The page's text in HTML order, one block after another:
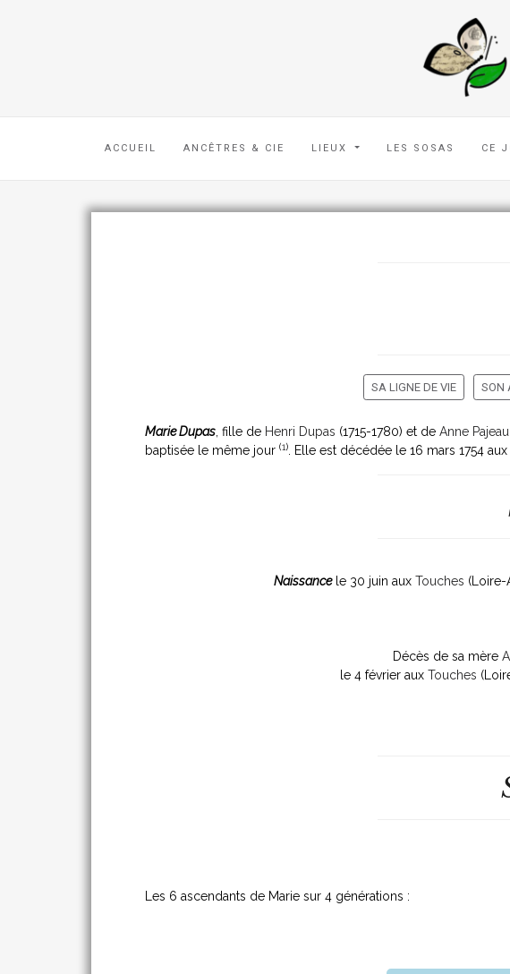
ACCUEIL ANCÊTRES & CIE LIEUX LES SOSAS CE
SA LIGNE DE VIE SON
Marie Dupas , fille de Henri Dupas (1715-1780) et de Anne
baptisée le même jour (1) . Elle est décédée le 16 mars 1754 aux
Naissancele 30 juin aux Touches (Loire-
Décès de sa mère
le 4 février aux Touches
Les 6 ascendants de Marie sur 4 générations :